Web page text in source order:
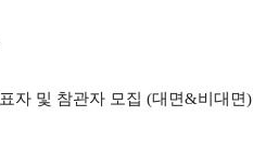
자 및 참관자 모집 (대면&비대면)